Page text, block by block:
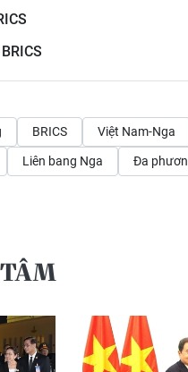
BRICS Việt Nam-Nga
Liên bang Nga Đa
TÂM